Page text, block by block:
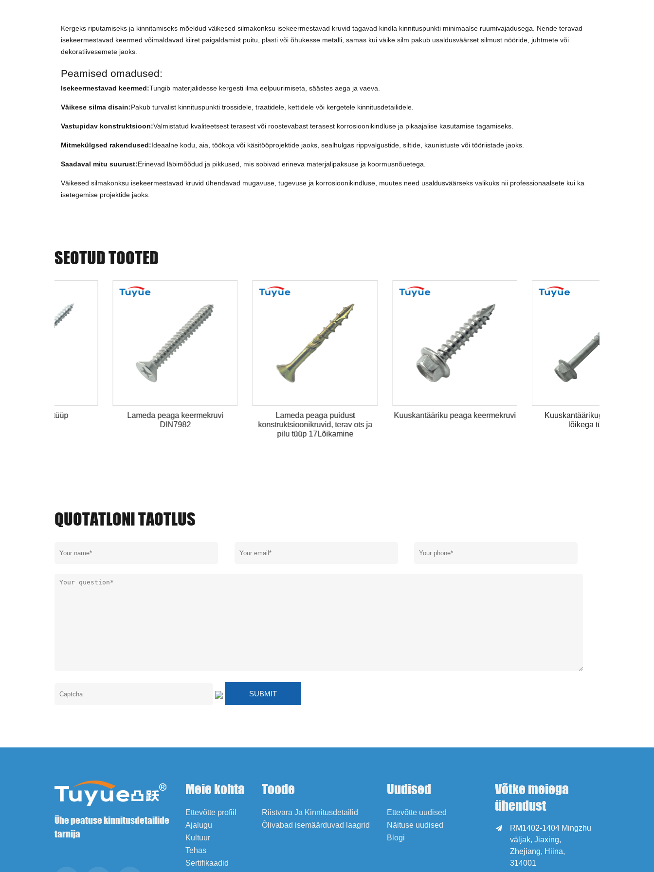
Kergeks riputamiseks ja kinnitamiseks mõeldud väikesed silmakonksu isekeermestavad kruvid tagavad kindla kinnituspunkti minimaalse ruumivajadusega. Nende teravad
isekeermestavad keermed võimaldavad kiiret paigaldamist puitu, plasti või õhukesse metalli, samas kui väike silm pakub usaldusväärset silmust nööride, juhtmete või
dekoratiivesemete jaoks.
Peamised omadused:
Isekeermestavad keermed:Tungib materjalidesse kergesti ilma eelpuurimiseta, säästes aega ja vaeva.
Väikese silma disain:Pakub turvalist kinnituspunkti trossidele, traatidele, kettidele või kergetele kinnitusdetailidele.
Vastupidav konstruktsioon:Valmistatud kvaliteetsest terasest või roostevabast terasest korrosioonikindluse ja pikaajalise kasutamise tagamiseks.
Mitmekülgsed rakendused:Ideaalne kodu, aia, töökoja või käsitööprojektide jaoks, sealhulgas rippvalgustide, siltide, kaunistuste või tööriistade jaoks.
Saadaval mitu suurust:Erinevad läbimõõdud ja pikkused, mis sobivad erineva materjalipaksuse ja koormusnõuetega.
Väikesed silmakonksu isekeermestavad kruvid ühendavad mugavuse, tugevuse ja korrosioonikindluse, muutes need usaldusväärseks valikuks nii professionaalsete kui ka
isetegemise projektide jaoks.
SEOTUD TOOTED
Lameda peaga keermekruvi
Lameda peaga puidust
konstruktsioonikruvid, terav ots ja
pilu tüüp 17Lõikamine
Kuuskantääriku peaga keermekruvi
Kuuskantäärikuga puidukruvi
QUOTATLONI TAOTLUS
Ühe peatuse kinnitusdetailide
tarnija
Meie kohta
Ettevõtte profiil
Ajalugu
Kultuur
Tehas
Sertifikaadid
Toode
Riistvara Ja Kinnitusdetailid
Õlivabad isemäärduvad laagrid
Uudised
Ettevõtte uudised
Näituse uudised
Blogi
Võtke meiega
ühendust

RM1402-1404 Mingzhu
väljak, Jiaxing,
Zhejiang, Hiina,
314001